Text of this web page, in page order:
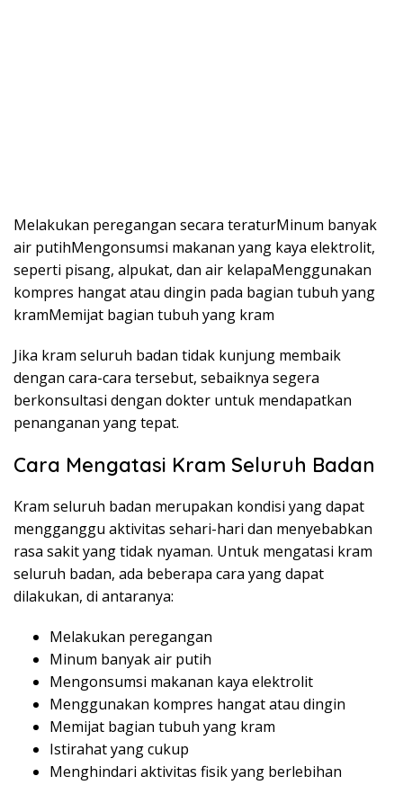
Melakukan peregangan secara teraturMinum banyak
air putihMengonsumsi makanan yang kaya elektrolit,
seperti pisang, alpukat, dan air kelapaMenggunakan
kompres hangat atau dingin pada bagian tubuh yang
kramMemijat bagian tubuh yang kram
Jika kram seluruh badan tidak kunjung membaik
dengan cara-cara tersebut, sebaiknya segera
berkonsultasi dengan dokter untuk mendapatkan
penanganan yang tepat.
Cara Mengatasi Kram Seluruh Badan
Kram seluruh badan merupakan kondisi yang dapat
mengganggu aktivitas sehari-hari dan menyebabkan
rasa sakit yang tidak nyaman. Untuk mengatasi kram
seluruh badan, ada beberapa cara yang dapat
dilakukan, di antaranya:
Melakukan peregangan
Minum banyak air putih
Mengonsumsi makanan kaya elektrolit
Menggunakan kompres hangat atau dingin
Memijat bagian tubuh yang kram
Istirahat yang cukup
Menghindari aktivitas fisik yang berlebihan